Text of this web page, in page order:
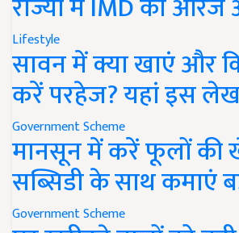
राज्यों में IMD का ऑरेंज
Lifestyle
सावन में क्या खाएं और
करें परहेज? यहां इस
Government Scheme
मानसून में करें फूलों की
सब्सिडी के साथ कमाएं
Government Scheme